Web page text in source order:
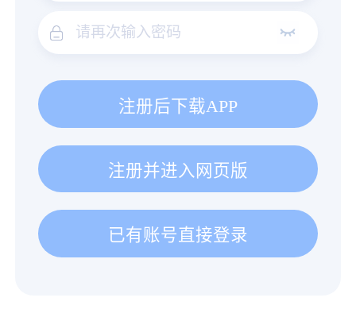
注册后下载APP
注册并进入网页版
已有账号直接登录